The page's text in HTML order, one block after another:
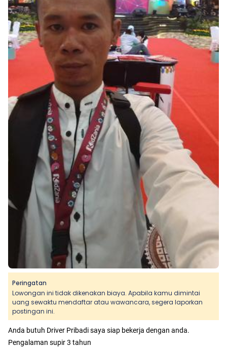
Peringatan
Lowongan ini tidak dikenakan biaya. Apabila kamu dimintai
uang sewaktu mendaftar atau wawancara, segera laporkan
postingan ini.
Anda butuh Driver Pribadi saya siap bekerja dengan anda.
Pengalaman supir 3 tahun